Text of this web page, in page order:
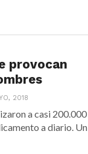
provocan
2018
a casi 200.000
a diario. Un